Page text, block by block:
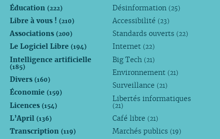
Éducation (222)
Libre à vous ! (210)
Associations (200)
Le Logiciel Libre (194)
Intelligence artificielle
(185)
Divers (160)
Économie (159)
Licences (154)
L’April (136)
Transcription (119)
Désinformation (25)
Accessibilité (23)
Standards ouverts (22)
Internet (22)
Big Tech (21)
Environnement (21)
Surveillance (21)
Libertés informatiques
(21)
Café libre (21)
Marchés publics (19)